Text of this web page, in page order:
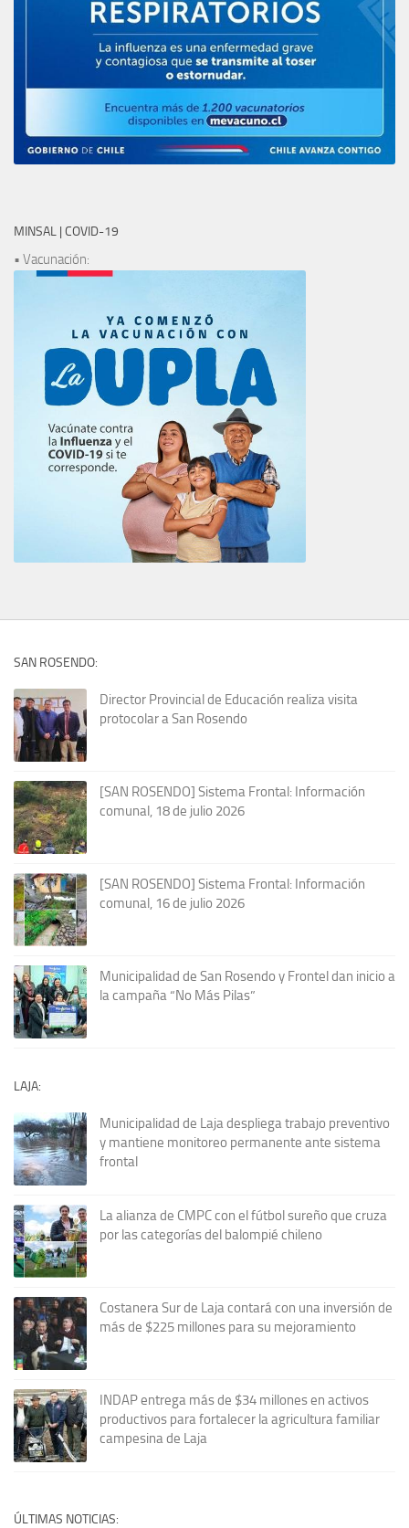
MINSAL | COVID-19
• Vacunación:
SAN ROSENDO:
Director Provincial de Educación realiza visita
protocolar a San Rosendo
[SAN ROSENDO] Sistema Frontal: Información
comunal, 18 de julio 2026
[SAN ROSENDO] Sistema Frontal: Información
comunal, 16 de julio 2026
Municipalidad de San Rosendo y Frontel dan inicio a
la campaña “No Más Pilas”
LAJA:
Municipalidad de Laja despliega trabajo preventivo
y mantiene monitoreo permanente ante sistema
frontal
La alianza de CMPC con el fútbol sureño que cruza
por las categorías del balompié chileno
Costanera Sur de Laja contará con una inversión de
más de $225 millones para su mejoramiento
INDAP entrega más de $34 millones en activos
productivos para fortalecer la agricultura familiar
campesina de Laja
ÚLTIMAS NOTICIAS: